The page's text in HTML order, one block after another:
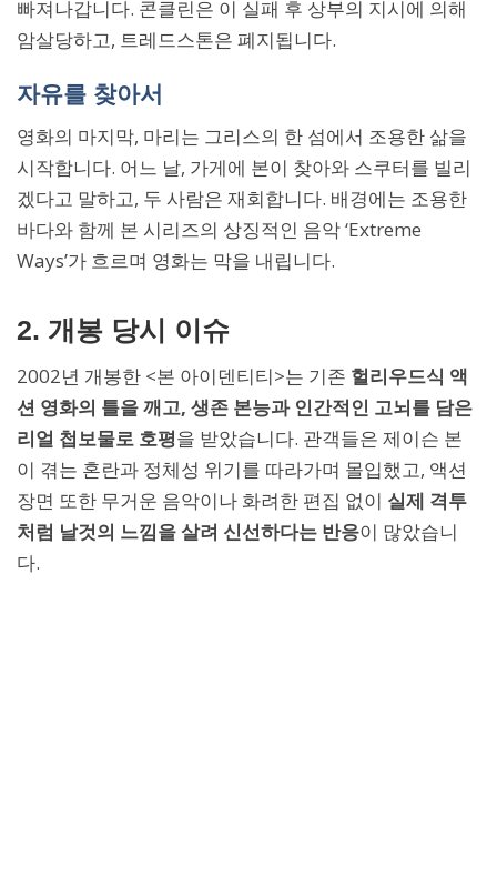
빠져나갑니다. 콘클린은 이 실패 후 상부의 지시에 의해
암살당하고, 트레드스톤은 폐지됩니다.
자유를 찾아서
영화의 마지막, 마리는 그리스의 한 섬에서 조용한 삶을
시작합니다. 어느 날, 가게에 본이 찾아와 스쿠터를 빌리
겠다고 말하고, 두 사람은 재회합니다. 배경에는 조용한
바다와 함께 본 시리즈의 상징적인 음악 ‘Extreme
Ways’가 흐르며 영화는 막을 내립니다.
2. 개봉 당시 이슈
2002년 개봉한 <본 아이덴티티>는 기존 헐리우드식 액
션 영화의 틀을 깨고, 생존 본능과 인간적인 고뇌를 담은
리얼 첩보물로 호평을 받았습니다. 관객들은 제이슨 본
이 겪는 혼란과 정체성 위기를 따라가며 몰입했고, 액션
장면 또한 무거운 음악이나 화려한 편집 없이 실제 격투
처럼 날것의 느낌을 살려 신선하다는 반응이 많았습니
다.